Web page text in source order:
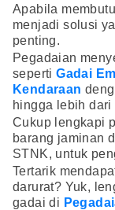
Apabila
menjadi solusi
penting.
Pegadaian
sepertiGadai
Kendaraan
hingga lebih dari
Cukup lengkapi
barang jaminan
STNK, untuk
Tertarik
darurat? Yuk,
gadai di